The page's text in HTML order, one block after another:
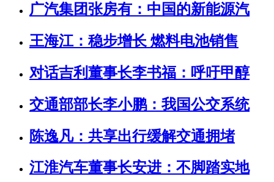
广汽集团张房有：中国的新能源汽
王海江：稳步增长 燃料电池销售
对话吉利董事长李书福：呼吁甲醇
交通部部长李小鹏：我国公交系统
陈逸凡：共享出行缓解交通拥堵
江淮汽车董事长安进：不脚踏实地